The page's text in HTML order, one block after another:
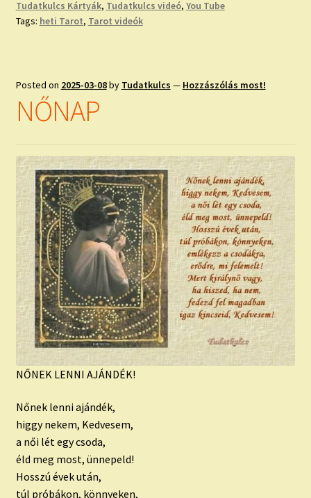
Tudatkulcs Kártyák, Tudatkulcs videó, You Tube
Tags: heti Tarot, Tarot videók
Posted on 2025-03-08by Tudatkulcs — Hozzászólás most!
NŐNAP
NŐNEK LENNI AJÁNDÉK!
Nőnek lenni ajándék,
higgy nekem, Kedvesem,
a női lét egy csoda,
éld meg most, ünnepeld!
Hosszú évek után,
túl próbákon, könnyeken,